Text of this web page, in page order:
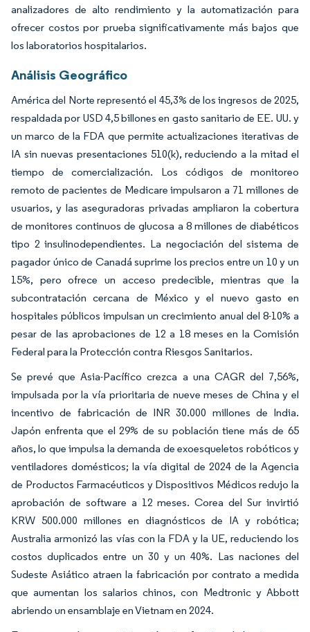
analizadores de alto rendimiento y la automatización para
ofrecer costos por prueba significativamente más bajos que
los laboratorios hospitalarios.
Análisis Geográfico
América del Norte representó el 45,3% de los ingresos de 2025,
respaldada por USD 4,5 billones en gasto sanitario de EE. UU. y
un marco de la FDA que permite actualizaciones iterativas de
IA sin nuevas presentaciones 510(k), reduciendo a la mitad el
tiempo de comercialización. Los códigos de monitoreo
remoto de pacientes de Medicare impulsaron a 71 millones de
usuarios, y las aseguradoras privadas ampliaron la cobertura
de monitores continuos de glucosa a 8 millones de diabéticos
tipo 2 insulinodependientes. La negociación del sistema de
pagador único de Canadá suprime los precios entre un 10 y un
15%, pero ofrece un acceso predecible, mientras que la
subcontratación cercana de México y el nuevo gasto en
hospitales públicos impulsan un crecimiento anual del 8-10% a
pesar de las aprobaciones de 12 a 18 meses en la Comisión
Federal para la Protección contra Riesgos Sanitarios.
Se prevé que Asia-Pacífico crezca a una CAGR del 7,56%,
impulsada por la vía prioritaria de nueve meses de China y el
incentivo de fabricación de INR 30.000 millones de India.
Japón enfrenta que el 29% de su población tiene más de 65
años, lo que impulsa la demanda de exoesqueletos robóticos y
ventiladores domésticos; la vía digital de 2024 de la Agencia
de Productos Farmacéuticos y Dispositivos Médicos redujo la
aprobación de software a 12 meses. Corea del Sur invirtió
KRW 500.000 millones en diagnósticos de IA y robótica;
Australia armonizó las vías con la FDA y la UE, reduciendo los
costos duplicados entre un 30 y un 40%. Las naciones del
Sudeste Asiático atraen la fabricación por contrato a medida
que aumentan los salarios chinos, con Medtronic y Abbott
abriendo un ensamblaje en Vietnam en 2024.